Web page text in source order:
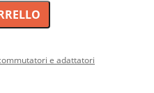
e adattatori